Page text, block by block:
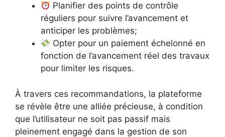
Planifier des points de contrôle
réguliers pour suivre l’avancement et
anticiper les problèmes;
Opter pour un paiement échelonné en
fonction de l’avancement réel des travaux
pour limiter les risques.
À travers ces recommandations, la plateforme
se révèle être une alliée précieuse, à condition
que l’utilisateur ne soit pas passif mais
pleinement engagé dans la gestion de son